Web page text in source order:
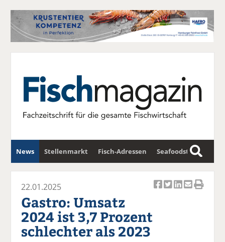
News Stellenmarkt Fisch-Adressen Seafoodstar
Fischwirtschafts-Gipfel Newsletter
S
u
c
22.01.2025
Gastro: Umsatz
2024 ist 3,7 Prozent
schlechter als 2023